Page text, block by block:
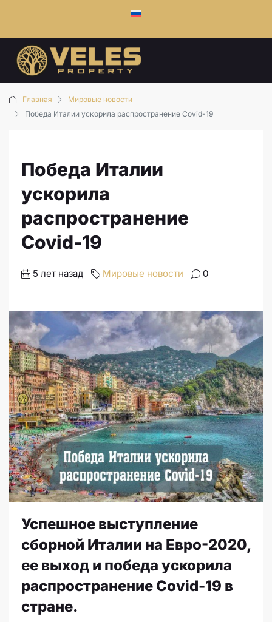
Главная
Мировые новости
Победа Италии ускорила распространение Covid-19
Победа Италии
ускорила
распространение
Covid-19
5 лет назад Мировые новости 0
Успешное выступление
сборной Италии на Евро-2020,
ее выход и победа ускорила
распространение Covid-19 в
стране.